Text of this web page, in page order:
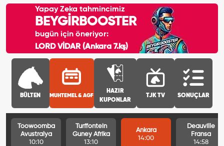
Yapay Zeka tahmincimiz
BEYGİRBOOSTER
bugün için öneriyor:
LORD VİDAR (Ankara 7.kş)
BÜLTEN MUHTEMEL & AGF
HAZIR
KUPONLAR
TJK TV SONUÇLAR
Toowoomba
Avustralya
10:10
Turffontein
Guney Afrika
13:10
Ankara
14:00
Deauville
Fransa
14:58